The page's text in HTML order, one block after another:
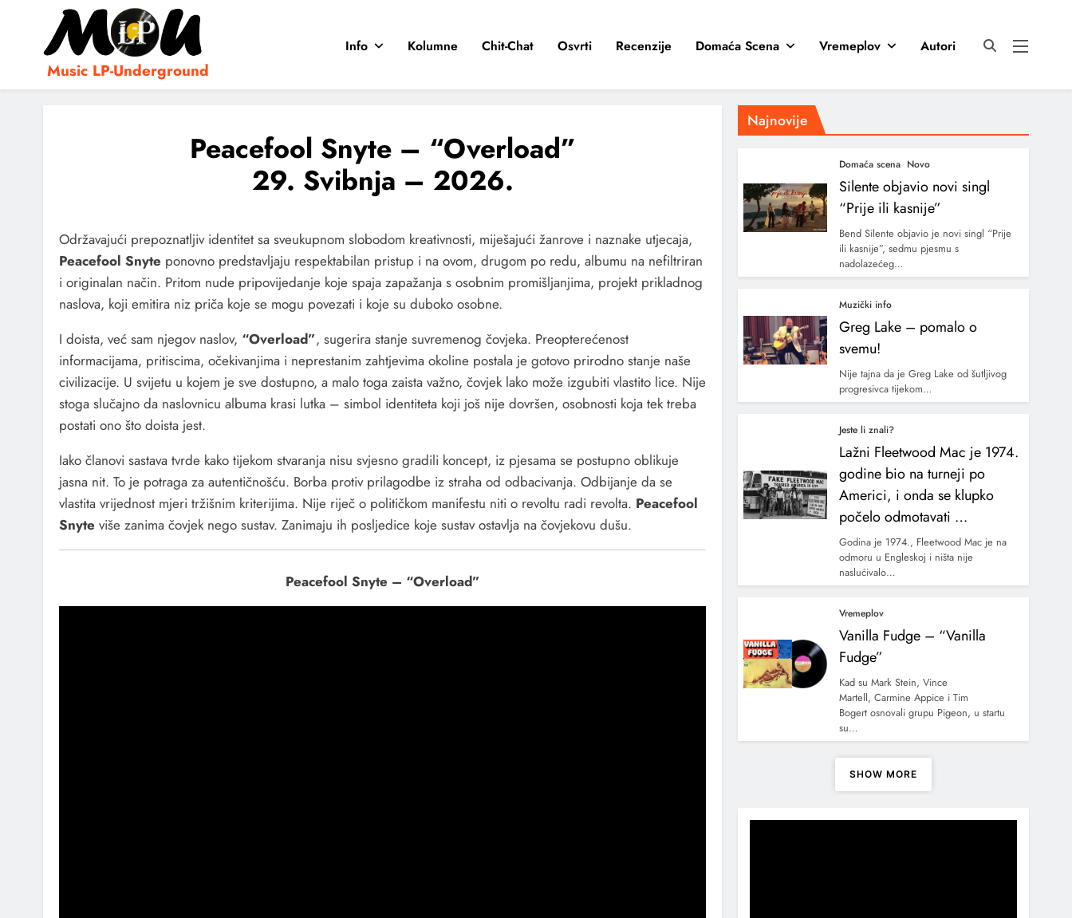
Music LP-Underground
Info Kolumne Chit-Chat Osvrti Recenzije Domaća Scena Vremeplov Autori
Peacefool Snyte – “Overload”
29. Svibnja – 2026.
Održavajući prepoznatljiv identitet sa sveukupnom slobodom kreativnosti, miješajući žanrove i naznake utjecaja,
Peacefool Snyte ponovno predstavljaju respektabilan pristup i na ovom, drugom po redu, albumu na nefiltriran
i originalan način. Pritom nude pripovijedanje koje spaja zapažanja s osobnim promišljanjima, projekt prikladnog
naslova, koji emitira niz priča koje se mogu povezati i koje su duboko osobne.
I doista, već sam njegov naslov, “Overload”, sugerira stanje suvremenog čovjeka. Preopterećenost
informacijama, pritiscima, očekivanjima i neprestanim zahtjevima okoline postala je gotovo prirodno stanje naše
civilizacije. U svijetu u kojem je sve dostupno, a malo toga zaista važno, čovjek lako može izgubiti vlastito lice. Nije
stoga slučajno da naslovnicu albuma krasi lutka – simbol identiteta koji još nije dovršen, osobnosti koja tek treba
postati ono što doista jest.
Iako članovi sastava tvrde kako tijekom stvaranja nisu svjesno gradili koncept, iz pjesama se postupno oblikuje
jasna nit. To je potraga za autentičnošću. Borba protiv prilagodbe iz straha od odbacivanja. Odbijanje da se
vlastita vrijednost mjeri tržišnim kriterijima. Nije riječ o političkom manifestu niti o revoltu radi revolta. Peacefool
Snyte više zanima čovjek nego sustav. Zanimaju ih posljedice koje sustav ostavlja na čovjekovu dušu.
Peacefool Snyte – “Overload”
Najnovije
Domaća scena Novo
Silente objavio novi singl
“Prije ili kasnije”
Bend Silente objavio je novi singl “Prije
ili kasnije”, sedmu pjesmu s
nadolazećeg…
Muzički info
Greg Lake – pomalo o
svemu!
Nije tajna da je Greg Lake od šutljivog
progresivca tijekom…
Jeste li znali?
Lažni Fleetwood Mac je 1974.
godine bio na turneji po
Americi, i onda se klupko
počelo odmotavati …
Godina je 1974., Fleetwood Mac je na
odmoru u Engleskoj i ništa nije
naslućivalo…
Vremeplov
Vanilla Fudge – “Vanilla
Fudge”
Kad su Mark Stein, Vince
Martell, Carmine Appice i Tim
Bogert osnovali grupu Pigeon, u startu
su…
SHOW MORE